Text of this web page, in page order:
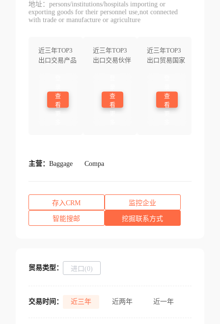
地址：persons/institutions/hospitals importing or
exporting goods for their personnel use,not connected
with trade or manufacture or agriculture
近三年TOP3
出口交易产品
查
看
近三年TOP3
出口交易伙伴
查
看
近三年TOP3
出口贸易国家
查
看
主营： Baggage Compa
存入CRM 监控企业
智能搜邮 挖掘联系方式
贸易类型： 进口(0)
交易时间： 近三年 近两年 近一年